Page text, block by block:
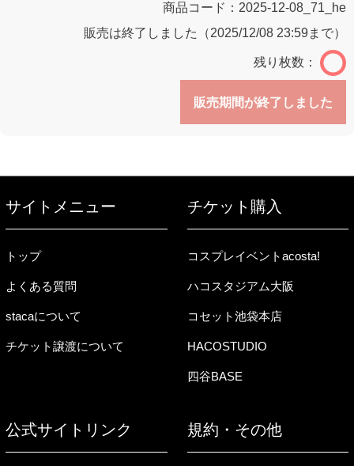
商品コード： 2025-12-08_71_he
販売は終了しました（2025/12/08 23:59まで）
残り枚数：
販売期間が終了しました
サイトメニュー
トップ
よくある質問
stacaについて
チケット譲渡について
チケット購入
コスプレイベントacosta!
ハコスタジアム大阪
コセット池袋本店
HACOSTUDIO
四谷BASE
公式サイトリンク 規約・その他